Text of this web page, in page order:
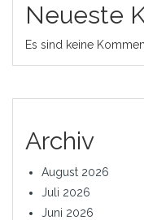
Neueste
Es sind keine
Archiv
August 2026
Juli 2026
Juni 2026